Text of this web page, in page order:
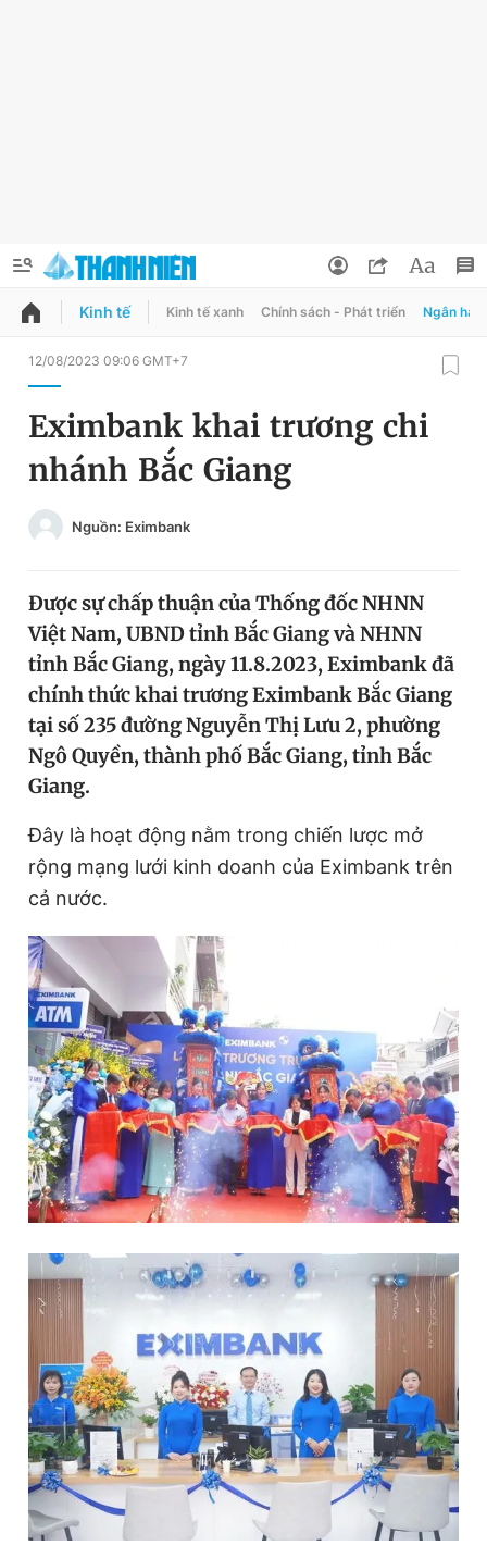
QUẢNG CÁO
Chuyên mục
Chuyên mục khác
Tin thị trường Tin 360
Video Magazine
Sản phẩm khác
Tiện ích Bạn cần biết
Thông tin tòa soạn
Đọc Thanh Niên trên điện thoại
Theo dõi báo trên
0906 645 777 0908 780 404
Quảng cáo Tòa soạn Chính sách bảo
Tổng biên tập: Nguyễn Ngọc Toàn
Phó tổng biên tập thường trực: Hải Thành
Phó tổng biên tập: Lâm Hiếu Dũng
Phó tổng biên tập: Trần Việt Hưng
Tổng thư ký tòa soạn: Đức Trung
Giấy phép xuất bản số 110/GP - BTTTT cấp ngày 24.3.2020
© 2003-2026 Bản quyền thuộc về Báo Thanh Niên. Cấm sao
chép dưới mọi hình thức nếu không có sự chấp thuận bằng văn
bản. Phát triển bởi ePi Technologies, JSC.
Đổi mật khẩu
Tin đã lưu
Tin đã xem
Đăng xuất
Kinh tế Kinh tế xanh Chính sách - Phát triển Ngân
12/08/2023 09:06 GMT+7
Eximbank khai trương chi
nhánh Bắc Giang
Nguồn: Eximbank
Được sự chấp thuận của Thống đốc NHNN
Việt Nam, UBND tỉnh Bắc Giang và NHNN
tỉnh Bắc Giang, ngày 11.8.2023, Eximbank đã
chính thức khai trương Eximbank Bắc Giang
tại số 235 đường Nguyễn Thị Lưu 2, phường
Ngô Quyền, thành phố Bắc Giang, tỉnh Bắc
Giang.
Đây là hoạt động nằm trong chiến lược mở
rộng mạng lưới kinh doanh của Eximbank trên
cả nước.